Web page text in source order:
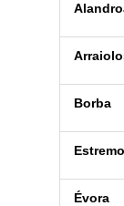
Borba
Évora